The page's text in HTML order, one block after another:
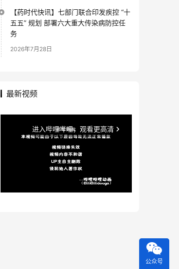
【药时代快讯】七部门联合印发疾控 “十
五五” 规划 部署六大重大传染病防控任
务
2026年7月28日
最新视频
公众号